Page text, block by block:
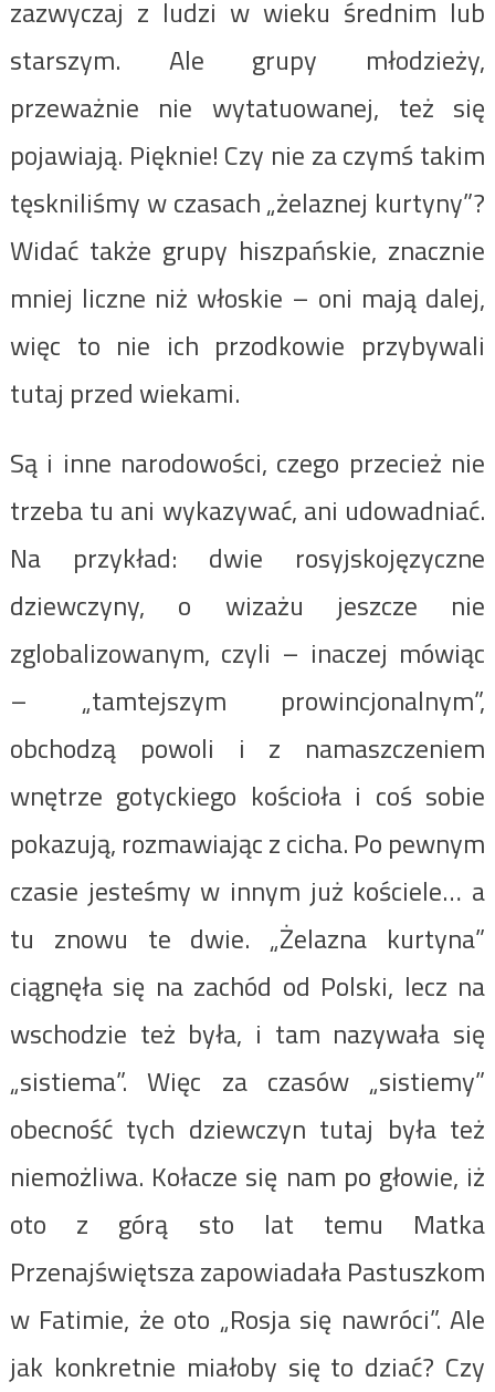
zazwyczaj z ludzi w wieku średnim lub
starszym. Ale grupy młodzieży,
przeważnie nie wytatuowanej, też się
pojawiają. Pięknie! Czy nie za czymś takim
tęskniliśmy w czasach „żelaznej kurtyny”?
Widać także grupy hiszpańskie, znacznie
mniej liczne niż włoskie – oni mają dalej,
więc to nie ich przodkowie przybywali
tutaj przed wiekami.
Są i inne narodowości, czego przecież nie
trzeba tu ani wykazywać, ani udowadniać.
Na przykład: dwie rosyjskojęzyczne
dziewczyny, o wizażu jeszcze nie
zglobalizowanym, czyli – inaczej mówiąc
– „tamtejszym prowincjonalnym”,
obchodzą powoli i z namaszczeniem
wnętrze gotyckiego kościoła i coś sobie
pokazują, rozmawiając z cicha. Po pewnym
czasie jesteśmy w innym już kościele… a
tu znowu te dwie. „Żelazna kurtyna”
ciągnęła się na zachód od Polski, lecz na
wschodzie też była, i tam nazywała się
„sistiema”. Więc za czasów „sistiemy”
obecność tych dziewczyn tutaj była też
niemożliwa. Kołacze się nam po głowie, iż
oto z górą sto lat temu Matka
Przenajświętsza zapowiadała Pastuszkom
w Fatimie, że oto „Rosja się nawróci”. Ale
jak konkretnie miałoby się to dziać? Czy